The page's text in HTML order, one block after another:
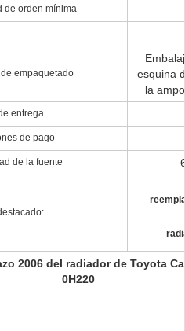
de orden mínima
empaquetado
esquina
la
entrega
de pago
de la fuente
2006 del radiador de Toyota
0H220